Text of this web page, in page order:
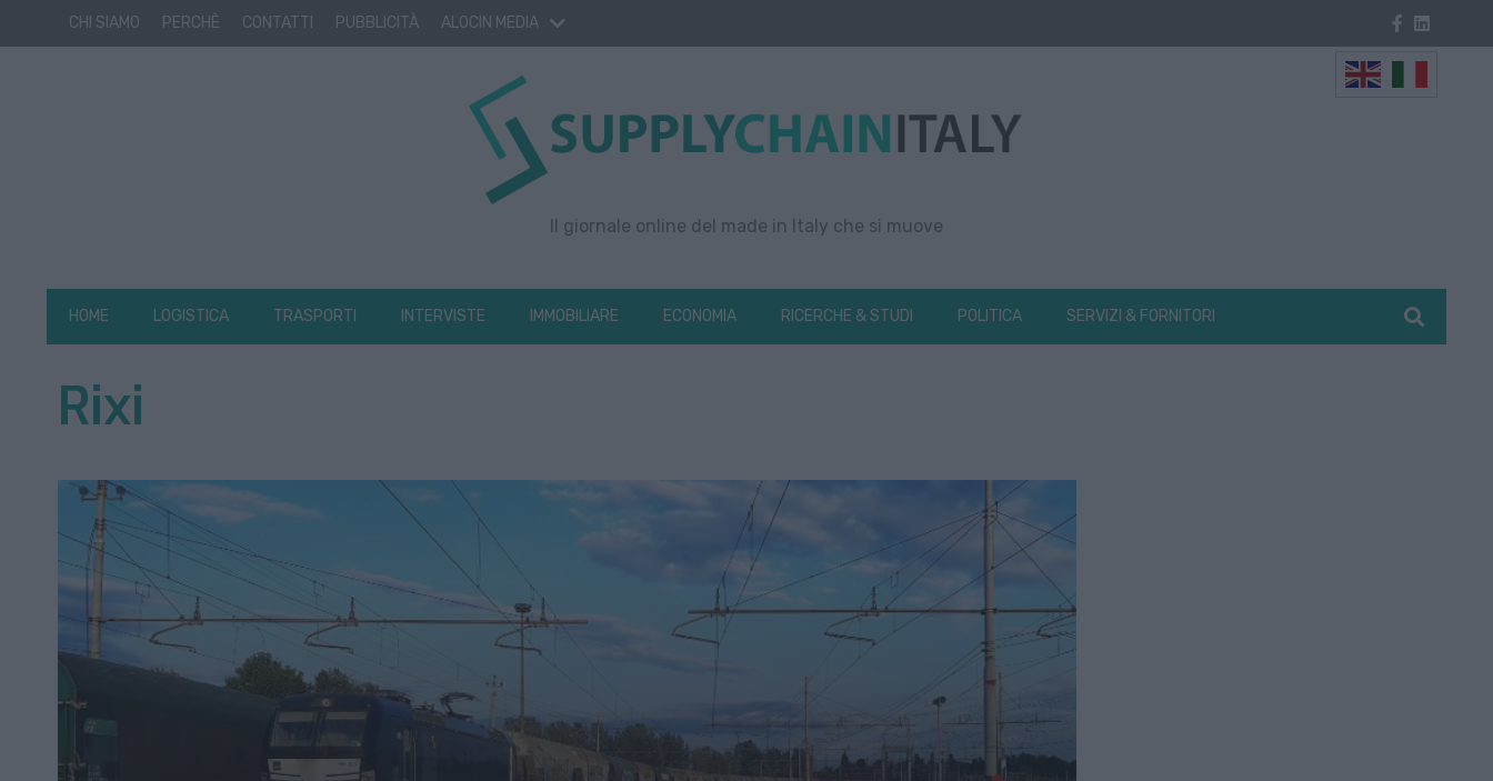
CHI SIAMO PERCHÈ CONTATTI PUBBLICITÀ ALOCIN MEDIA
Il giornale online del made in Italy che si muove
HOME LOGISTICA TRASPORTI INTERVISTE IMMOBILIARE ECONOMIA RICERCHE & STUDI POLITICA SERVIZI & FORNITORI
Rixi